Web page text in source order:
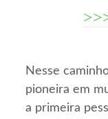
Nesse
pioneira em
a primeira